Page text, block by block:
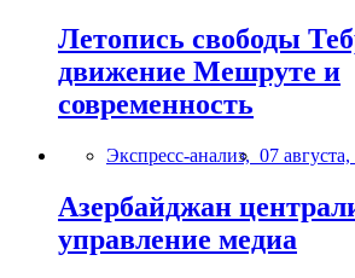
Летопись свободы
движение Мешруте и
современность
Экспресс-анализ, 07
Азербайджан
управление медиа